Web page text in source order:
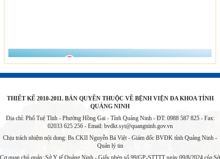
THIẾT KẾ 2010-2011. BẢN QUYỀN THUỘC VỀ BỆNH VIỆN ĐA KHOA TỈNH
QUẢNG NINH
Địa chỉ: Phố Tuệ Tĩnh - Phường Hồng Gai - Tỉnh Quảng Ninh - ĐT: 0988 587 825 - Fax:
02033 625 256 - Email: bvdkt.syt@quangninh.gov.vn
Chịu trách nhiệm nội dung: Bs.CKII Nguyễn Bá Việt - Giám đốc BVĐK tỉnh Quảng Ninh -
Quản lý tin
Cơ quan chủ quản: Sở Y tế Quảng Ninh - Giấy phép số 99/GP-STTTT ngày 09/8/2024 của Sở